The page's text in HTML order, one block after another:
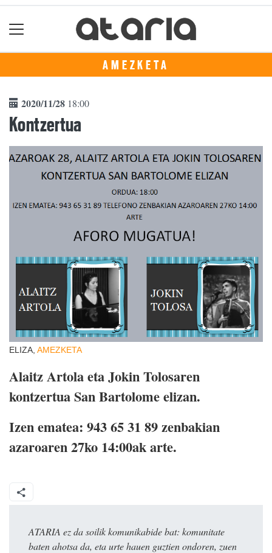
AMEZKETA
2020/11/28 18:00
Kontzertua
ELIZA, AMEZKETA
Alaitz Artola eta Jokin Tolosaren
kontzertua San Bartolome elizan.
Izen ematea: 943 65 31 89 zenbakian
azaroaren 27ko 14:00ak arte.
ATARIA ez da soilik komunikabide bat: komunitate
baten ahotsa da, eta urte hauen guztien ondoren, zuen